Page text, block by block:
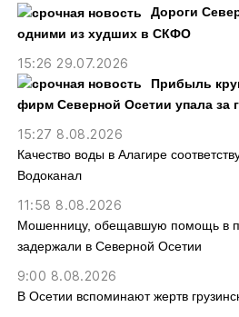
Дороги
одними из худших в СКФО
15:26 29.07.2026
Прибыль
фирм Северной Осетии упала за
15:27 8.08.2026
Качество воды в Алагире
Водоканал
11:58 8.08.2026
Мошенницу, обещавшую помощь в
задержали в Северной Осетии
9:00 8.08.2026
В Осетии вспоминают жертв